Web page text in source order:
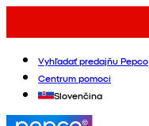
Vyhľadať predajňu Pepco
Centrum pomoci
Slovenčina